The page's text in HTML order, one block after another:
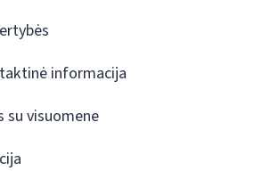
informacija
su visuomene